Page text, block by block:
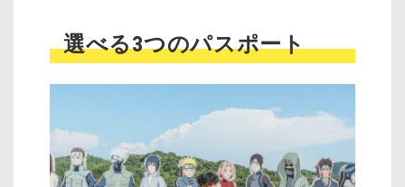
選べる3つのパスポート